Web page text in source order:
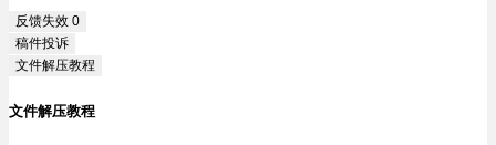
反馈失效 0
稿件投诉
文件解压教程
文件解压教程